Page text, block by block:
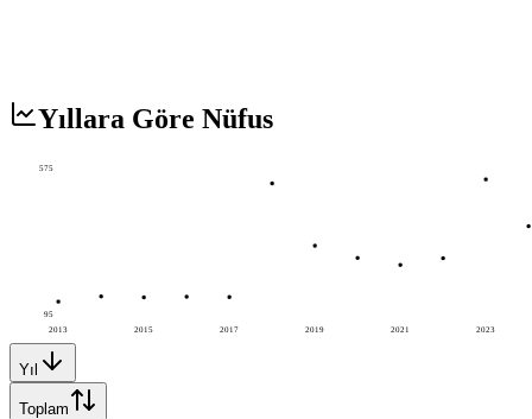
Yıllara Göre Nüfus
2013 2015 2017 2019 2021 2023
575
95
Yıl
Toplam